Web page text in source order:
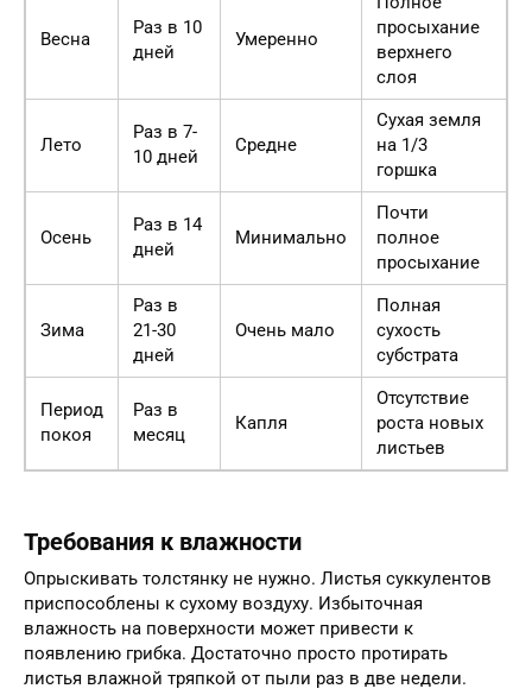
Весна
Раз в 10
дней
Умеренно
просыхание
верхнего
слоя
Лето
Раз в 7-
10 дней
Средне
Сухая земля
на 1/3
горшка
Осень
Раз в 14
дней
Минимально
Почти
полное
просыхание
Зима
Раз в
21-30
дней
Очень мало
Полная
сухость
субстрата
Период
покоя
Раз в
месяц
Капля
Отсутствие
роста новых
листьев
Требования к влажности
Опрыскивать толстянку не нужно. Листья суккулентов
приспособлены к сухому воздуху. Избыточная
влажность на поверхности может привести к
появлению грибка. Достаточно просто протирать
листья влажной тряпкой от пыли раз в две недели.